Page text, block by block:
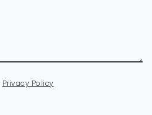
Privacy Policy